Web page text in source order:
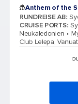
Anthem of the
RUNDREISE AB:
CRUISE PORTS:
Neukaledonien
Club Lelepa,